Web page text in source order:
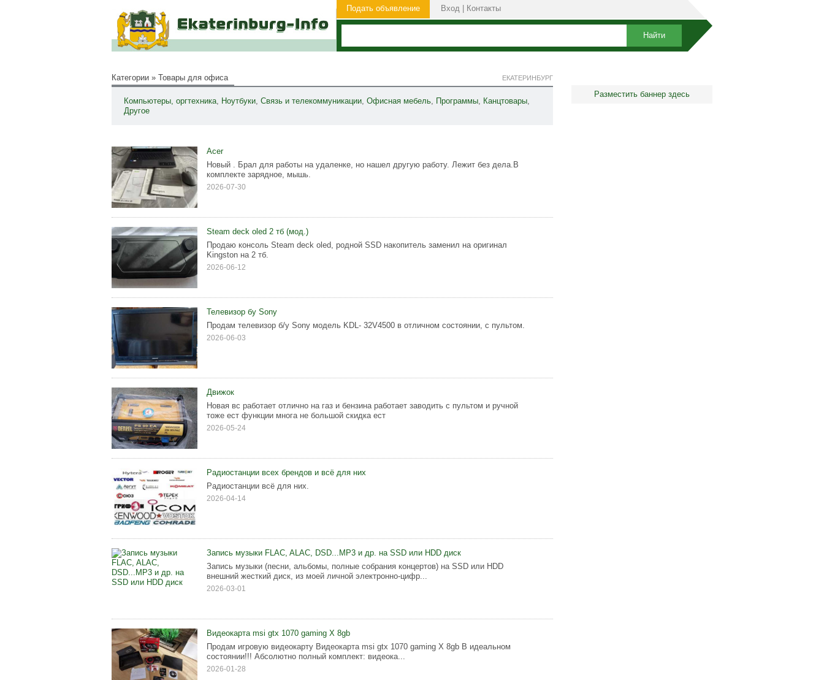
Подать объявление Вход Контакты
Категории » Товары для офиса ЕКАТЕРИНБУРГ
Компьютеры, оргтехника, Ноутбуки, Связь и телекоммуникации, Офисная мебель, Программы, Канцтовары,
Другое
Acer
Новый . Брал для работы на удаленке, но нашел другую работу. Лежит без дела.В
комплекте зарядное, мышь.
2026-07-30
Steam deck oled 2 тб (мод.)
Продаю консоль Steam deck oled, родной SSD накопитель заменил на оригинал
Kingston на 2 тб.
2026-06-12
Телевизор бу Sony
Продам телевизор б/у Sony модель KDL- 32V4500 в отличном состоянии, с пультом.
2026-06-03
Движок
Новая вс работает отлично на газ и бензина работает заводить с пультом и ручной
тоже ест функции многа не большой скидка ест
2026-05-24
Радиостанции всех брендов и всё для них
Радиостанции всё для них.
2026-04-14
Запись музыки FLAC, ALAC, DSD...МР3 и др. на SSD или HDD диск
Запись музыки (песни, альбомы, полные собрания концертов) на SSD или HDD
внешний жесткий диск, из моей личной электронно-цифр...
2026-03-01
Видеокарта msi gtx 1070 gaming X 8gb
Продам игровую видеокарту Видеокарта msi gtx 1070 gaming X 8gb В идеальном
состоянии!!! Абсолютно полный комплект: видеока...
2026-01-28
Разместить баннер здесь